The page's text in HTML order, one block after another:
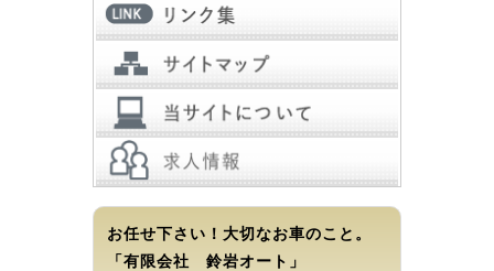
お任せ下さい！大切なお車のこと。
「有限会社 鈴岩オート」